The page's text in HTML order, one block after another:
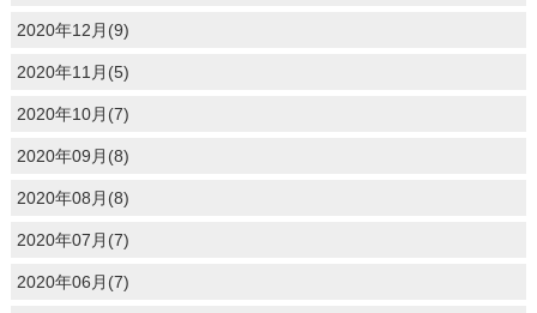
2020年12月(9)
2020年11月(5)
2020年10月(7)
2020年09月(8)
2020年08月(8)
2020年07月(7)
2020年06月(7)